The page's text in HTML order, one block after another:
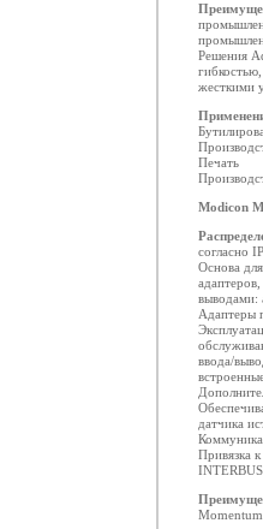
Решения
жесткими
Печать
Modicon
согласно
Основа
выводами:
Адаптеры
ввода/
датчика
Привязка